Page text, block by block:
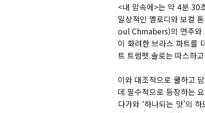
<내 맘속에>는 약 4분 30
일상적인 멜로디와 보컬
oul Chmabers)의 연주와
이 화려한 브라스 파트를
트 트럼펫 솔로는 따스하
이와 대조적으로 쿨하고
데 필수적으로 등장하는
다가와 ‘하나되는 맛’의